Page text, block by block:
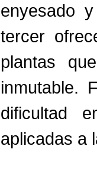
enyesado
tercer
plantas
inmutable.
dificultad
aplicadas a